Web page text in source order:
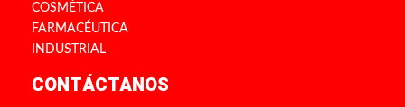
COSMÉTICA
FARMACÉUTICA
INDUSTRIAL
CONTÁCTANOS